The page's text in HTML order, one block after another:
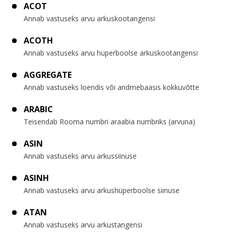
ACOT
Annab vastuseks arvu arkuskootangensi
ACOTH
Annab vastuseks arvu hüperboolse arkuskootangensi
AGGREGATE
Annab vastuseks loendis või andmebaasis kokkuvõtte
ARABIC
Teisendab Rooma numbri araabia numbriks (arvuna)
ASIN
Annab vastuseks arvu arkussiinuse
ASINH
Annab vastuseks arvu arkushüperboolse siinuse
ATAN
Annab vastuseks arvu arkustangensi